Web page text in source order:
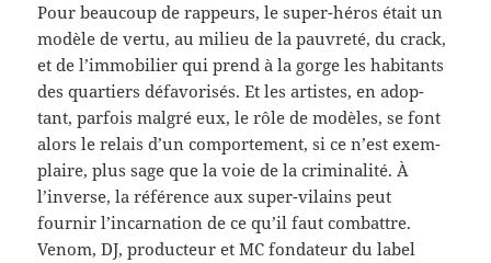
Pour beau­coup de rappeurs, le super-​héros était un
mod­èle de vertu, au milieu de la pau­vreté, du crack,
et de l’immobilier qui prend à la gorge les habi­tants
des quartiers défa­vorisés. Et les artistes, en adop­
tant, par­fois mal­gré eux, le rôle de mod­èles, se font
alors le relais d’un com­porte­ment, si ce n’est exem­
plaire, plus sage que la voie de la crim­i­nal­ité. À
l’inverse, la référence aux super-​vilains peut
fournir l’incarnation de ce qu’il faut com­bat­tre.
Venom, DJ, pro­duc­teur et MC fon­da­teur du label